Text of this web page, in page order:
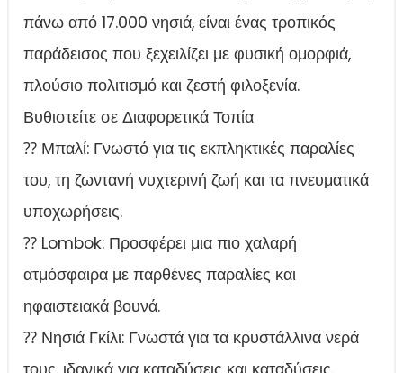
πάνω από 17.000 νησιά, είναι ένας τροπικός
παράδεισος που ξεχειλίζει με φυσική ομορφιά,
πλούσιο πολιτισμό και ζεστή φιλοξενία.
Βυθιστείτε σε Διαφορετικά Τοπία
⁇ Μπαλί: Γνωστό για τις εκπληκτικές παραλίες
του, τη ζωντανή νυχτερινή ζωή και τα πνευματικά
υποχωρήσεις.
⁇ Lombok: Προσφέρει μια πιο χαλαρή
ατμόσφαιρα με παρθένες παραλίες και
ηφαιστειακά βουνά.
⁇ Νησιά Γκίλι: Γνωστά για τα κρυστάλλινα νερά